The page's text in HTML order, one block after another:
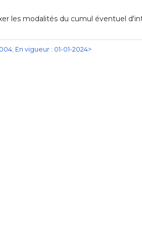
les modalités du cumul éventuel
En vigueur : 01-01-2024>